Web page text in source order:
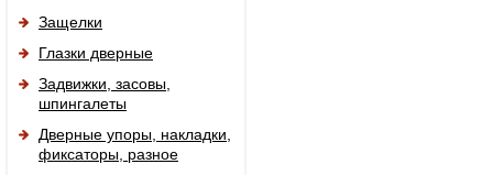
Защелки
Глазки дверные
Задвижки, засовы,
шпингалеты
Дверные упоры, накладки,
фиксаторы, разное